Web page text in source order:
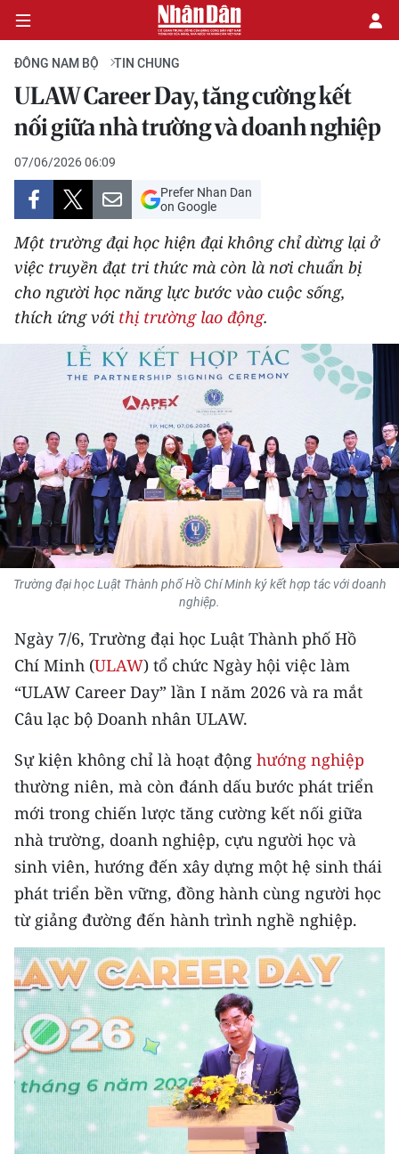
CHÍNH TRỊ
KINH TẾ
VĂN HÓA
XÃ HỘI
PHÁP LUẬT
THẾ GIỚI
GIÁO DỤC
Y TẾ
KHOA HỌC - CÔNG NGHỆ
MÔI TRƯỜNG
BẠN ĐỌC
KIỂM CHỨNG THÔNG TIN
TRI THỨC CHUYÊN SÂU
54 DÂN TỘC VIỆT NAM
CHƯƠNG TRÌNH OCOP - MỖI XÃ
MỘT SẢN PHẨM
RADIO
MEDIA CENTER
E-Magazine
Video
Media Chính trị
Media Kinh tế
Media Văn hóa
ĐÔNG NAM BỘ TIN CHUNG
ULAW Career Day, tăng cường kết
nối giữa nhà trường và doanh nghiệp
07/06/2026 06:09
Prefer Nhan Dan
on Google
Một trường đại học hiện đại không chỉ dừng lại ở
việc truyền đạt tri thức mà còn là nơi chuẩn bị
cho người học năng lực bước vào cuộc sống,
thích ứng với thị trường lao động.
Trường đại học Luật Thành phố Hồ Chí Minh ký kết hợp tác với doanh
nghiệp.
Ngày 7/6, Trường đại học Luật Thành phố Hồ
Chí Minh (ULAW) tổ chức Ngày hội việc làm
“ULAW Career Day” lần I năm 2026 và ra mắt
Câu lạc bộ Doanh nhân ULAW.
Sự kiện không chỉ là hoạt động hướng nghiệp
thường niên, mà còn đánh dấu bước phát triển
mới trong chiến lược tăng cường kết nối giữa
nhà trường, doanh nghiệp, cựu người học và
sinh viên, hướng đến xây dựng một hệ sinh thái
phát triển bền vững, đồng hành cùng người học
từ giảng đường đến hành trình nghề nghiệp.